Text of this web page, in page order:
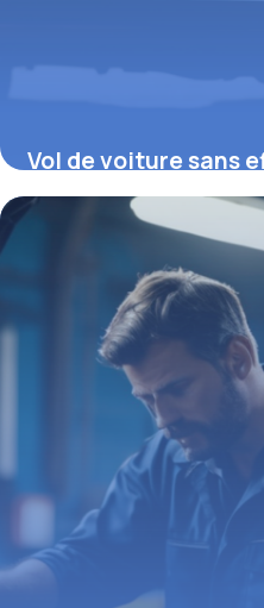
Vol de voiture sans
jurisprudence et